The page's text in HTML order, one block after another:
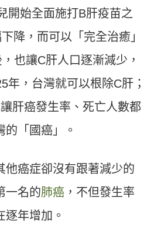
開始全面施打B肝疫苗之
降，而可以「完全治癒」
也讓C肝人口逐漸減少，
年，台灣就可以根除C肝；
肝癌發生率、死亡人數都
「國癌」。
他癌症卻沒有跟著減少的
一名的肺癌 ，不但發生率
逐年增加。